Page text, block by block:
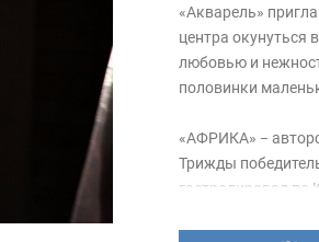
«Акварель»
центра окунуться
любовью и
половинки
«АФРИКА» −
Трижды
гастролировал по